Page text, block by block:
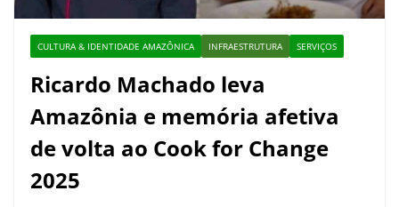
CULTURA & IDENTIDADE AMAZÔNICA INFRAESTRUTURA SERVIÇOS
Ricardo Machado leva
Amazônia e memória afetiva
de volta ao Cook for Change
2025